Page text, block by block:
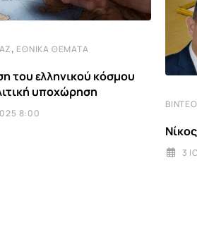
, ΕΘΝΙΚΆ ΘΈΜΑΤΑ
του ελληνικού κόσμου
υποχώρηση
8:00
ΒΊΝΤΕΟ
3